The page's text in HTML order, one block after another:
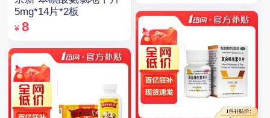
5mg*14片*2板
¥ 8